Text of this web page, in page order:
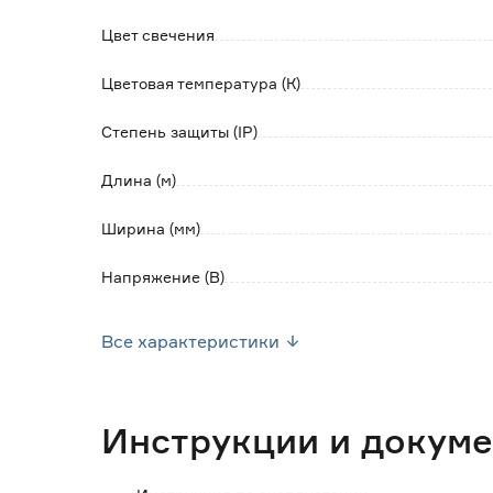
- порог освещенности для срабатывания -
Цвет свечения
Цветовая температура (К)
Степень защиты (IP)
Длина (м)
Ширина (мм)
Напряжение (В)
Все характеристики
Инструкции и